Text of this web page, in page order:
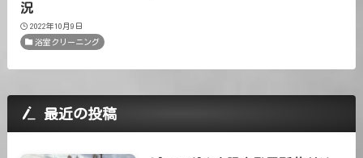
況
2022年10月9日
浴室クリーニング
最近の投稿